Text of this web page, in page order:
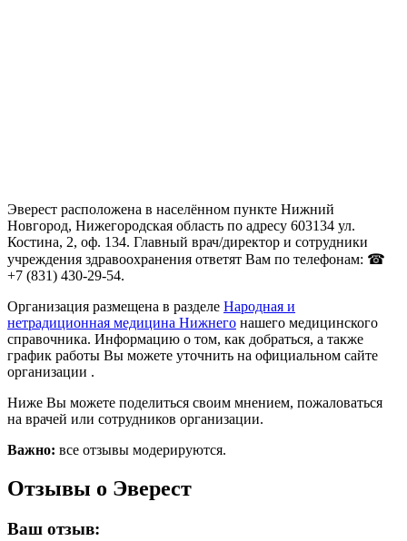
Эверест расположена в населённом пункте Нижний
Новгород, Нижегородская область по адресу 603134 ул.
Костина, 2, оф. 134. Главный врач/директор и сотрудники
учреждения здравоохранения ответят Вам по телефонам: ☎
+7 (831) 430-29-54.
Организация размещена в разделе Народная и
нетрадиционная медицина Нижнего нашего медицинского
справочника. Информацию о том, как добраться, а также
график работы Вы можете уточнить на официальном сайте
организации .
Ниже Вы можете поделиться своим мнением, пожаловаться
на врачей или сотрудников организации.
Важно: все отзывы модерируются.
Отзывы о Эверест
Ваш отзыв: